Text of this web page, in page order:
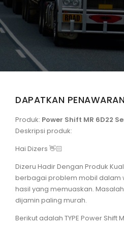
DAPATKAN
Produk: Power Shift MR 6D22
Deskripsi produk:
Hai Dizers 👋🏻
Dizeru Hadir Dengan Produk
berbagai problem mobil dalam
hasil yang memuaskan.
dijamin paling murah.
Berikut adalah TYPE Power Shift